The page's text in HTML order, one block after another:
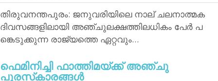
തിരുവനന്തപുരം: ജനുവരിയിലെ നാല് ചലനാത്മക
ദിവസങ്ങളിലായി അഞ്ചുലക്ഷത്തിലധികം പേര്‍ പ
ങ്കെടുക്കുന്ന രാജ്യത്തെ ഏറ്റവും…
ഫെമിനിച്ചി ഫാത്തിമയ്ക്ക് അഞ്ചു
പുരസ്‌കാരങ്ങള്‍